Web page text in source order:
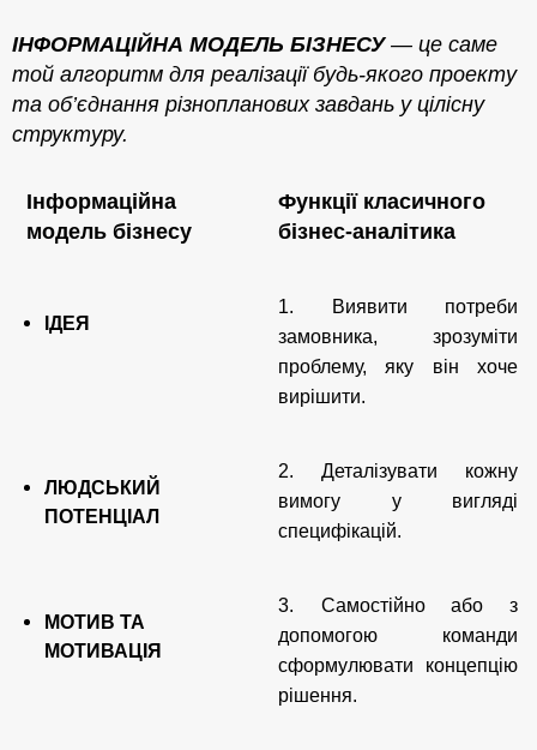
ІНФОРМАЦІЙНА МОДЕЛЬ БІЗНЕСУ — це саме
той алгоритм для реалізації будь-якого проекту
та об’єднання різнопланових завдань у цілісну
структуру.
Інформаційна
модель бізнесу
Функції класичного
бізнес-аналітика
ІДЕЯ
1. Виявити потреби
замовника, зрозуміти
проблему, яку він хоче
вирішити.
ЛЮДСЬКИЙ
ПОТЕНЦІАЛ
2. Деталізувати кожну
вимогу у вигляді
специфікацій.
МОТИВ ТА
МОТИВАЦІЯ
3.
Самостійно або з
допомогою команди
сформулювати концепцію
рішення.